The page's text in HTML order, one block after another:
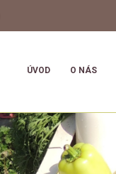
ÚVOD O NÁS